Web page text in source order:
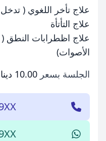
علاج تأخر اللغوي (
علاج التأتأة
علاج اظطرابات النطق
الأصوات)
الجلسة بسعر 10.00 دينار